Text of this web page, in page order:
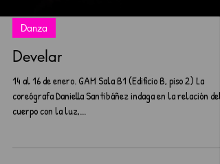
Danza
Develar
14 al 16 de enero. GAM Sala B1 (Edificio B, piso 2) La
cuerpo con la luz,...